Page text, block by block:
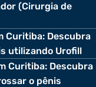
(Cirurgia de
Curitiba: Descubra
utilizando Urofill
Curitiba: Descubra
o pênis